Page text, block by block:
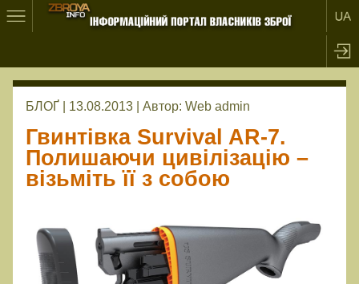
БЛОҐ | 13.08.2013 | Автор: Web admin
Гвинтівка Survival AR-7.
Полишаючи цивілізацію –
візьміть її з собою